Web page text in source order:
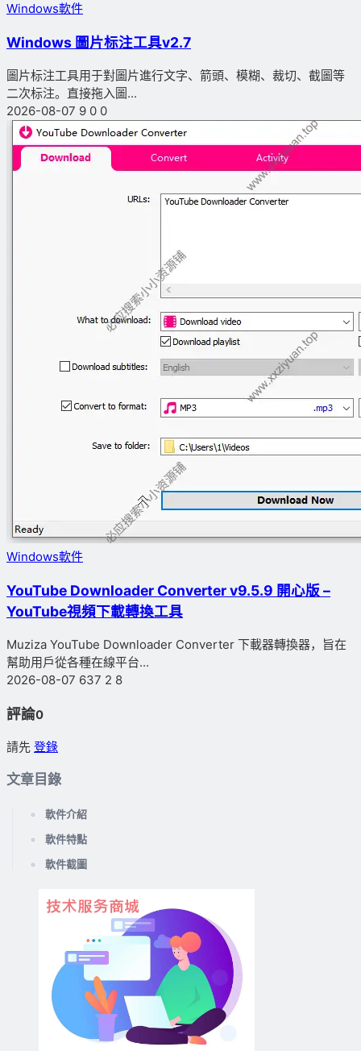
Windows軟件
Windows 圖片标注工具v2.7
圖片标注工具用于對圖片進行文字、箭頭、模糊、裁切、截圖等
二次标注。直接拖入圖...
2026-08-07 9 0 0
Windows軟件
YouTube Downloader Converter v9.5.9 開心版 –
YouTube視頻下載轉換工具
Muziza YouTube Downloader Converter 下載器轉換器，旨在
幫助用戶從各種在線平台...
2026-08-07 637 2 8
評論0
請先 登錄
文章目錄
軟件介紹
軟件特點
軟件截圖